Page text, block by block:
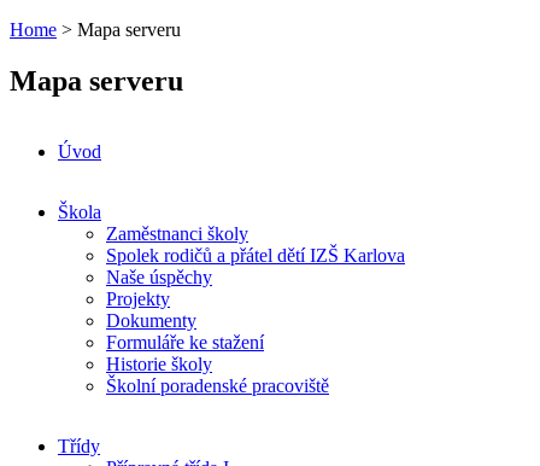
Home > Mapa serveru
Mapa serveru
Úvod
Škola
Zaměstnanci školy
Spolek rodičů a přátel dětí IZŠ Karlova
Naše úspěchy
Projekty
Dokumenty
Formuláře ke stažení
Historie školy
Školní poradenské pracoviště
Třídy